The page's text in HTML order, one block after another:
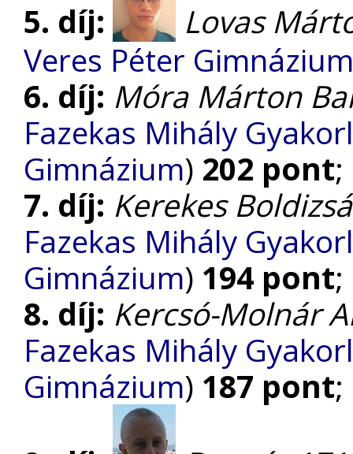
5. díj:
Lovas
Veres Péter Gimnázium
6. díj: Móra Márton
Fazekas Mihály
Gimnázium) 202 pont;
7. díj: Kerekes
Fazekas Mihály
Gimnázium) 194 pont;
8. díj: Kercsó-Molnár
Fazekas Mihály
Gimnázium) 187 pont;